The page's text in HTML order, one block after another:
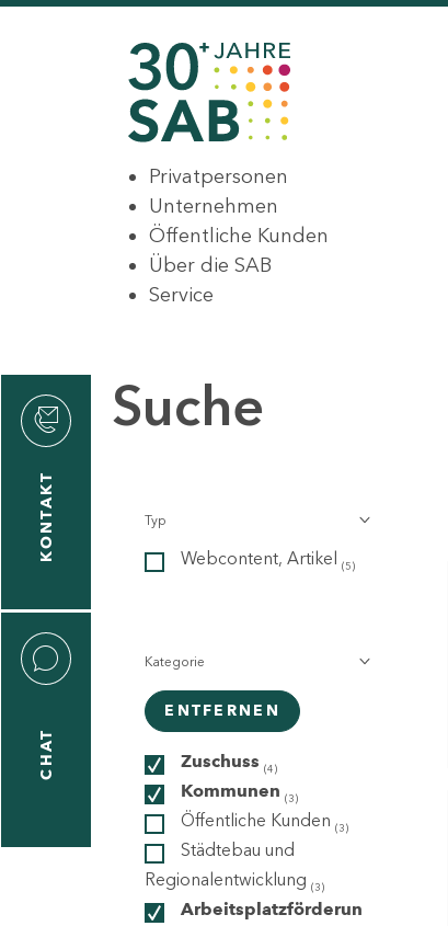
Privatpersonen
Unternehmen
Öffentliche Kunden
Über die SAB
Service
KONTAKT
CHAT
Suche
Typ
Webcontent, Artikel (5)
Kategorie
ENTFERNEN
Zuschuss (4)
Kommunen (3)
Öffentliche Kunden (3)
Städtebau und
Regionalentwicklung (3)
Arbeitsplatzförderun